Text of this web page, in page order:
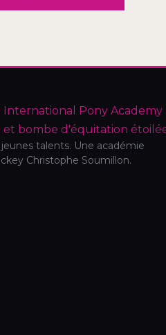
talents. Une académie
Christophe Soumillon.